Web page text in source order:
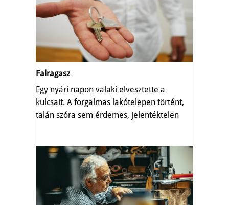
Falragasz
Egy nyári napon valaki elvesztette a
kulcsait. A forgalmas lakótelepen történt,
talán szóra sem érdemes, jelentéktelen